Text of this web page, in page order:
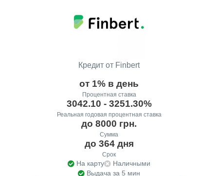
Кредит от Finbert
от 1% в день
Процентная ставка
3042.10 - 3251.30%
Реальная годовая процентная ставка
до 8000 грн.
Сумма
до 364 дня
Срок
На карту
Наличными
Выдача за 5 мин